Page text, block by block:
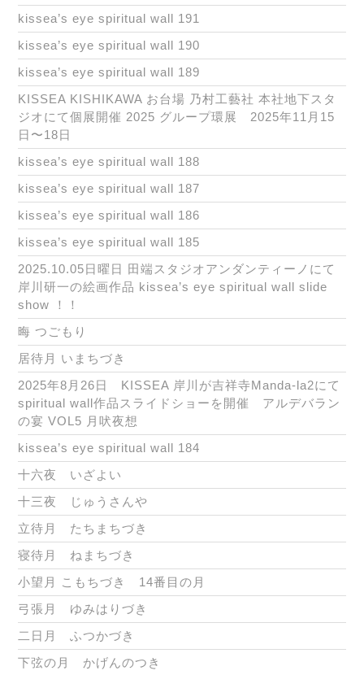
kissea’s eye spiritual wall 191
kissea’s eye spiritual wall 190
kissea’s eye spiritual wall 189
KISSEA KISHIKAWA お台場 乃村工藝社 本社地下スタ
ジオにて個展開催 2025 グループ環展 2025年11月15
日〜18日
kissea’s eye spiritual wall 188
kissea’s eye spiritual wall 187
kissea’s eye spiritual wall 186
kissea’s eye spiritual wall 185
2025.10.05日曜日 田端スタジオアンダンティーノにて
岸川研一の絵画作品 kissea’s eye spiritual wall slide
show ！！
晦 つごもり
居待月 いまちづき
2025年8月26日 KISSEA 岸川が吉祥寺Manda-la2にて
spiritual wall作品スライドショーを開催 アルデバラン
の宴 VOL5 月吠夜想
kissea’s eye spiritual wall 184
十六夜 いざよい
十三夜 じゅうさんや
立待月 たちまちづき
寝待月 ねまちづき
小望月 こもちづき 14番目の月
弓張月 ゆみはりづき
二日月 ふつかづき
下弦の月 かげんのつき